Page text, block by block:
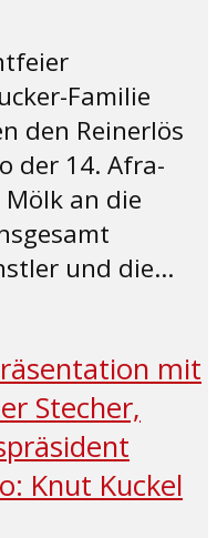
Familie
den Reinerlös
der 14. Afra-
an die
und die...